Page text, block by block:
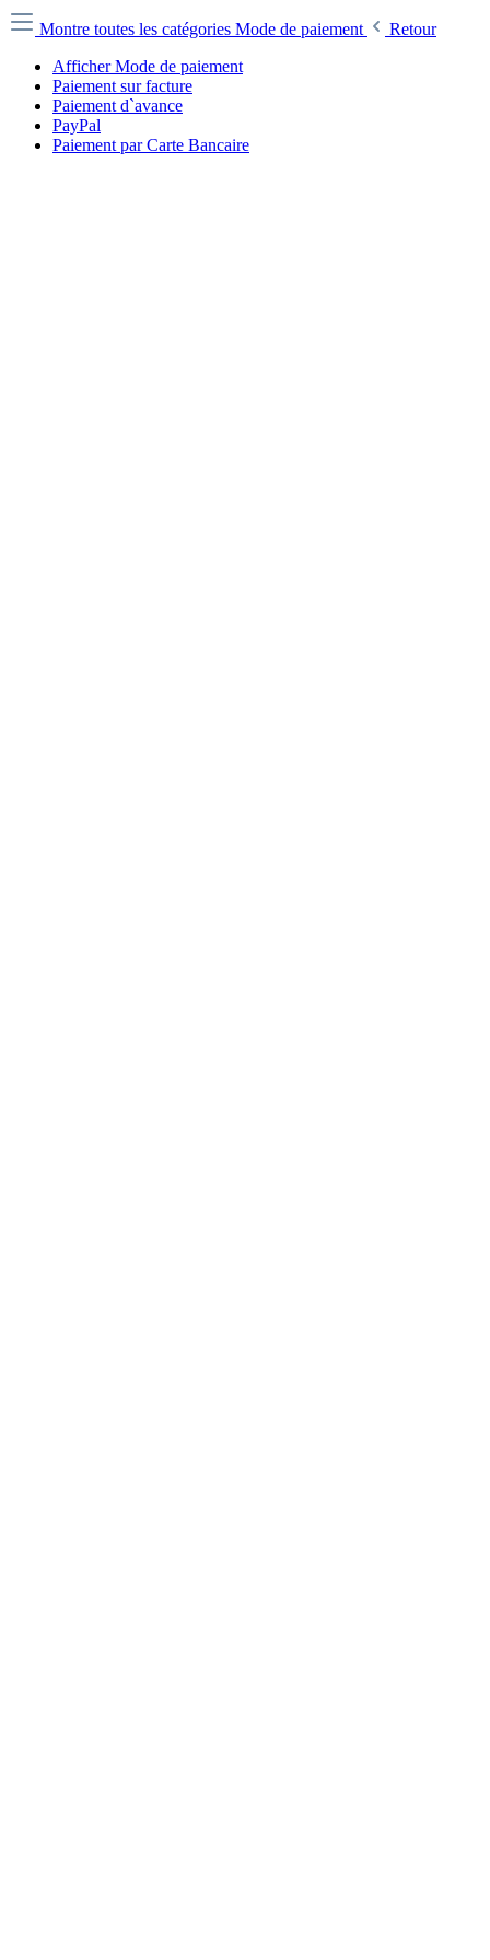
Montre toutes les catégories Mode de paiement
Retour
Afficher Mode de paiement
Paiement sur facture
Paiement d`avance
PayPal
Paiement par Carte Bancaire